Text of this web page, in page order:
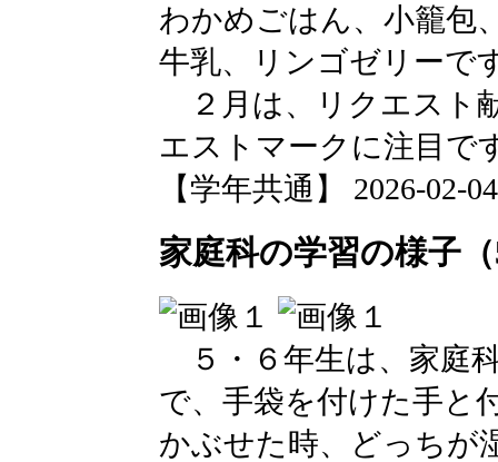
わかめごはん、小籠包
牛乳、リンゴゼリーで
２月は、リクエスト
エストマークに注目で
【学年共通】 2026-02-
家庭科の学習の様子
５・６年生は、家庭
で、手袋を付けた手と
かぶせた時、どっちが